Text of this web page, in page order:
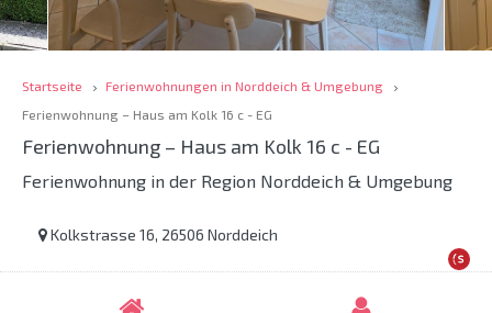
Startseite
Ferienwohnungen in Norddeich & Umgebung
Ferienwohnung – Haus am Kolk 16 c - EG
Ferienwohnung – Haus am Kolk 16 c - EG
Ferienwohnung in der Region Norddeich & Umgebung
Kolkstrasse 16, 26506 Norddeich